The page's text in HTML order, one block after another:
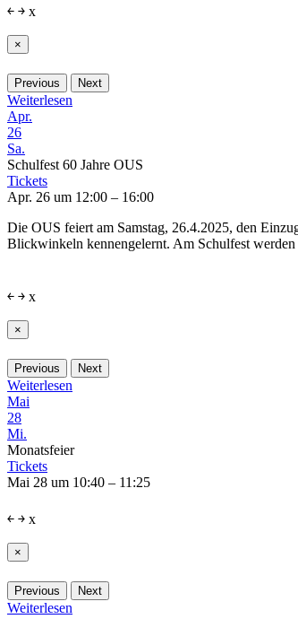
￩ ￫ x
×
Previous Next
Weiterlesen
Apr.
26
Sa.
Schulfest 60 Jahre OUS
Tickets
Apr. 26 um 12:00 – 16:00
Die OUS feiert am Samstag, 26.4.2025, den
Blickwinkeln kennengelernt. Am Schulfest werden
￩ ￫ x
×
Previous Next
Weiterlesen
Mai
28
Mi.
Monatsfeier
Tickets
Mai 28 um 10:40 – 11:25
￩ ￫ x
×
Previous Next
Weiterlesen